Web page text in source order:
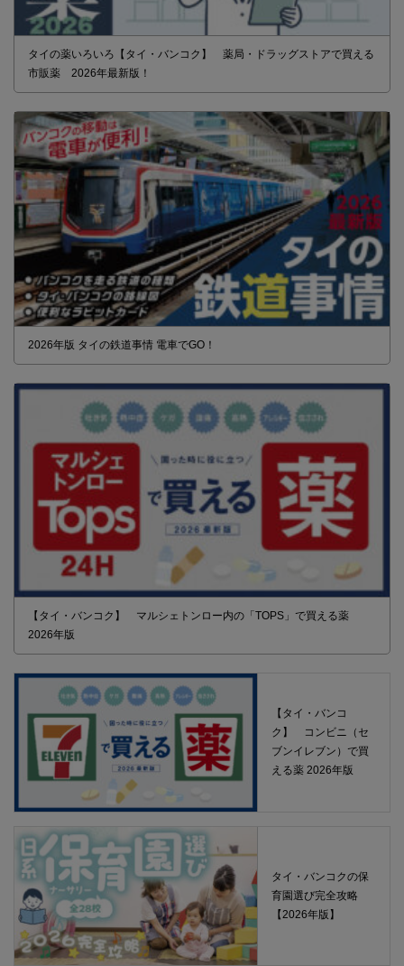
タイの薬いろいろ【タイ・バンコク】 薬局・ドラッグストアで買える
市販薬 2026年最新版！
2026年版 タイの鉄道事情 電車でGO！
【タイ・バンコク】 マルシェトンロー内の「TOPS」で買える薬
2026年版
【タイ・バンコ
ク】 コンビニ（セ
ブンイレブン）で買
える薬 2026年版
タイ・バンコクの保
育園選び完全攻略
【2026年版】